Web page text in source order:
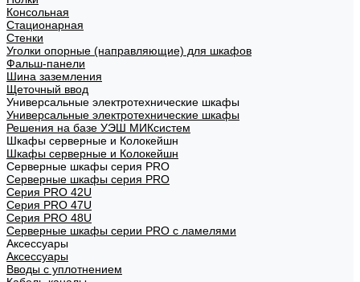
Консольная
Стационарная
Стенки
Уголки опорные (направляющие) для шкафов
Фальш-панели
Шина заземления
Щеточный ввод
Универсальные электротехнические шкафы
Универсальные электротехнические шкафы
Решения на базе УЭШ МИКсистем
Шкафы серверные и Колокейшн
Шкафы серверные и Колокейшн
Серверные шкафы серия PRO
Серверные шкафы серия PRO
Серия PRO 42U
Серия PRO 47U
Серия PRO 48U
Серверные шкафы серии PRO с ламелями
Аксессуары
Аксессуары
Вводы с уплотнением